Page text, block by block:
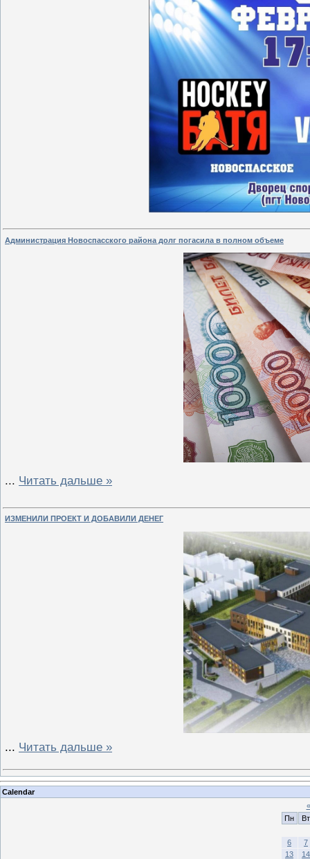
Администрация Новоспасского района долг погасила в полном объеме
... Читать дальше »
ИЗМЕНИЛИ ПРОЕКТ И ДОБАВИЛИ ДЕНЕГ
... Читать дальше »
Calendar
«
Пн
Вт
6
7
13
14